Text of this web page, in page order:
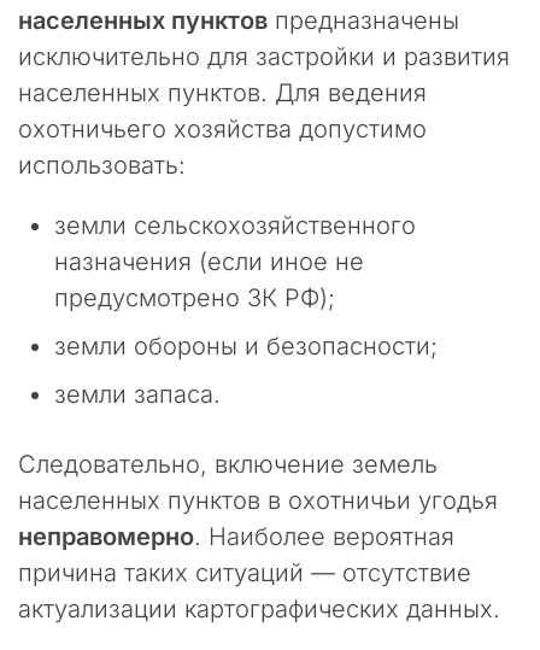
населенных пунктов предназначены
исключительно для застройки и развития
населенных пунктов. Для ведения
охотничьего хозяйства допустимо
использовать:
земли сельскохозяйственного
назначения (если иное не
предусмотрено ЗК РФ);
земли обороны и безопасности;
земли запаса.
Следовательно, включение земель
населенных пунктов в охотничьи угодья
неправомерно. Наиболее вероятная
причина таких ситуаций — отсутствие
актуализации картографических данных.
р
о
д
н
ы
й
о
д
е
к
»
о
в
е
р
г
т